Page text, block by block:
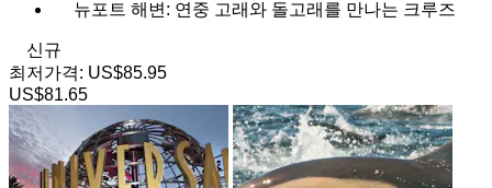
뉴포트 해변: 연중 고래와 돌고래를 만나는 크루즈
신규
최저가격: US$85.95
US$81.65